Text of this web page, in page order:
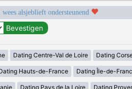
alsjeblieft ondersteunend
Dating Centre-Val de Loire Dating
Hauts-de-France Dating Île-de-
Dating Pays de la Loire Dating